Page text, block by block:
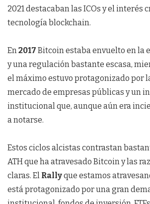
2021 destacaban las ICOs y el interés
tecnología blockchain.
En 2017 Bitcoin estaba envuelto en la
y una regulación bastante escasa,
el máximo estuvo protagonizado por
mercado de empresas públicas y un
institucional que, aunque aún era
a notarse.
Estos ciclos alcistas contrastan
ATH que ha atravesado Bitcoin y las
claras. El Rallyque estamos
está protagonizado por una gran